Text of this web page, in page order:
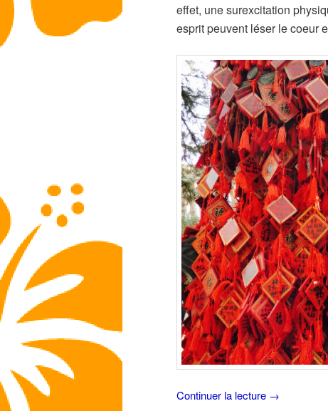
effet, une surexcitation
esprit peuvent léser le coeur
Continuer la lecture →